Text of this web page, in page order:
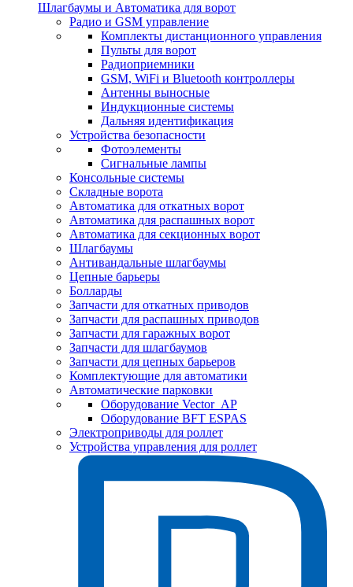
Шлагбаумы и Автоматика для ворот
Радио и GSM управление
Комплекты дистанционного управления
Пульты для ворот
Радиоприемники
GSM, WiFi и Bluetooth контроллеры
Антенны выносные
Индукционные системы
Дальняя идентификация
Устройства безопасности
Фотоэлементы
Сигнальные лампы
Консольные системы
Складные ворота
Автоматика для откатных ворот
Автоматика для распашных ворот
Автоматика для секционных ворот
Шлагбаумы
Антивандальные шлагбаумы
Цепные барьеры
Болларды
Запчасти для откатных приводов
Запчасти для распашных приводов
Запчасти для гаражных ворот
Запчасти для шлагбаумов
Запчасти для цепных барьеров
Комплектующие для автоматики
Автоматические парковки
Оборудование Vector_AP
Оборудование BFT ESPAS
Электроприводы для роллет
Устройства управления для роллет